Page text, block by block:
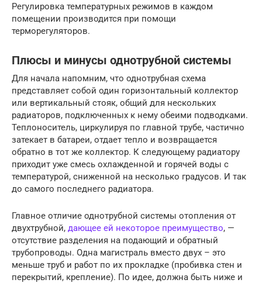
Регулировка температурных режимов в каждом
помещении производится при помощи
терморегуляторов.
Плюсы и минусы однотрубной системы
Для начала напомним, что однотрубная схема
представляет собой один горизонтальный коллектор
или вертикальный стояк, общий для нескольких
радиаторов, подключенных к нему обеими подводками.
Теплоноситель, циркулируя по главной трубе, частично
затекает в батареи, отдает тепло и возвращается
обратно в тот же коллектор. К следующему радиатору
приходит уже смесь охлажденной и горячей воды с
температурой, сниженной на несколько градусов. И так
до самого последнего радиатора.
Главное отличие однотрубной системы отопления от
двухтрубной, дающее ей некоторое преимущество, —
отсутствие разделения на подающий и обратный
трубопроводы. Одна магистраль вместо двух – это
меньше труб и работ по их прокладке (пробивка стен и
перекрытий, крепление). По идее, должна быть ниже и